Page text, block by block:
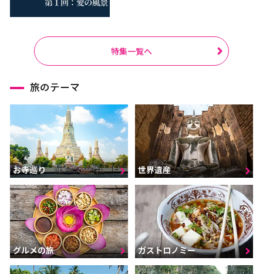
特集一覧へ
旅のテーマ
お寺巡り 世界遺産
グルメの旅 ガストロノミー